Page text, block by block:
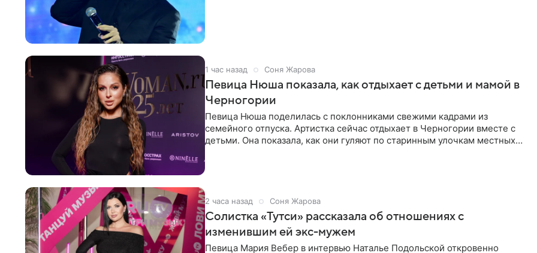
1 час назад Соня Жарова
Певица Нюша показала, как отдыхает с детьми и мамой в
Черногории
Певица Нюша поделилась с поклонниками свежими кадрами из
семейного отпуска. Артистка сейчас отдыхает в Черногории вместе с
детьми. Она показала, как они гуляют по старинным улочкам местных
2 часа назад Соня Жарова
Солистка «Тутси» рассказала об отношениях с
изменившим ей экс-мужем
Певица Мария Вебер в интервью Наталье Подольской откровенно